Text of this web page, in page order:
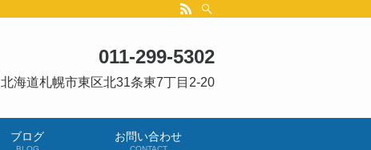
ブログ お問い合わせ
011-299-5302
北海道札幌市東区北31条東7丁目2-20